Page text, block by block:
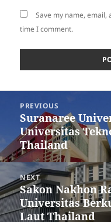
Save my name,
time I comment.
navigation
PREVIOUS
Previous
post:
Suranaree
Universitas
Thailand
NEXT
Next
post:
Sakon Nakhon
Universitas
Laut Thailand